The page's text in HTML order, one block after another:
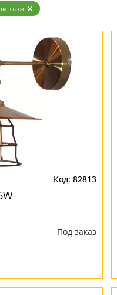
82813
Под заказ